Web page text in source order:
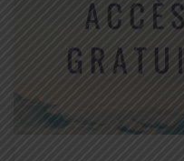
vous suivre une journée de
Rosenberg, le créateur de la
j’ai le plaisir de vous offrir […]